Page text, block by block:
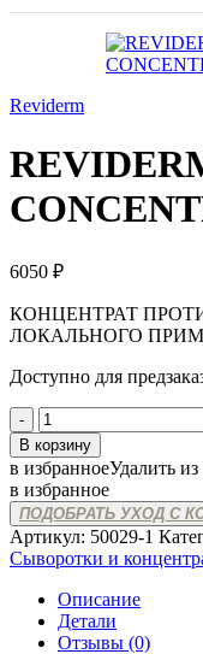
Reviderm
6050 ₽
КОНЦЕНТРАТ
ЛОКАЛЬНОГО
Доступно для
Количество
товара
REVIDERM
SPOTEX
CONCENTRATE
В корзину
в избранноеУдалить
в избранное
ПОДОБРАТЬ УХОД С
Артикул: 50029-1
Сыворотки и
Описание
Детали
Отзывы (0)